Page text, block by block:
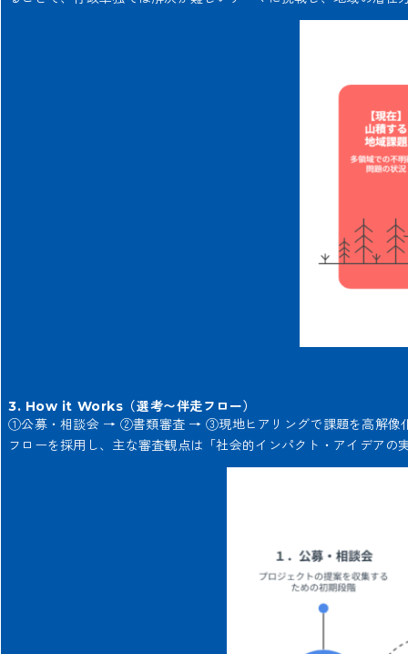
3. How it Works（選考〜伴走フロー）
①公募・相談会 → ②書類審査 → ③現地ヒアリングで課題を高解像
フローを採用し、主な審査観点は「社会的インパクト・アイデア